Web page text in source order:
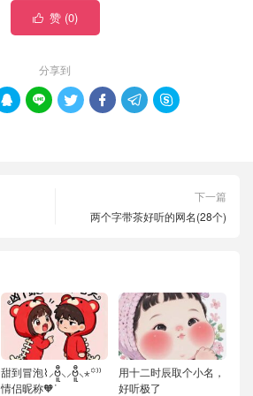
 赞 (0)
分享到
     
下一篇
两个字带茶好听的网名(28个)
甜到冒泡⌇⸝ဗီူ⸜⸝ဗီူ⸜⋆꙳⁾⁾
情侣昵称🧡ᐝ
用十二时辰取个小名，
好听极了